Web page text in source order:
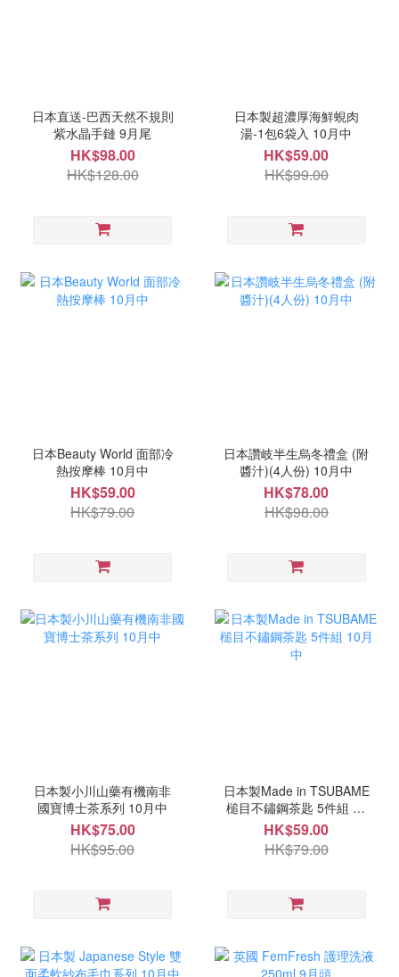
日本直送-巴西天然不規則
紫水晶手鏈 9月尾
HK$98.00
HK$128.00
日本製超濃厚海鮮蜆肉
湯-1包6袋入 10月中
HK$59.00
HK$99.00
日本Beauty World 面部冷
熱按摩棒 10月中
HK$59.00
HK$79.00
日本讚岐半生烏冬禮盒 (附
醬汁)(4人份) 10月中
HK$78.00
HK$98.00
日本製小川山藥有機南非
國寶博士茶系列 10月中
HK$75.00
HK$95.00
日本製Made in TSUBAME
槌目不鏽鋼茶匙 5件組 10
月中
HK$59.00
HK$79.00